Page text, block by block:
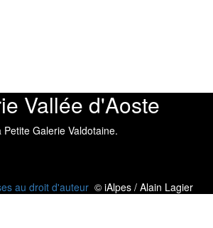
Vallée d'Aoste
Petite Galerie Valdotaine.
au droit d'auteur© iAlpes / Alain Lagier